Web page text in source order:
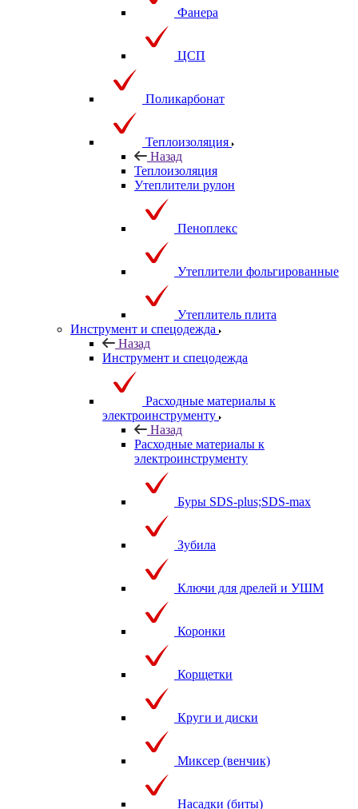
Фанера
ЦСП
Поликарбонат
Теплоизоляция
Назад
Теплоизоляция
Утеплители рулон
Пеноплекс
Утеплители фольгированные
Утеплитель плита
Инструмент и спецодежда
Назад
Инструмент и спецодежда
Расходные материалы к
электроинструменту
Назад
Расходные материалы к
электроинструменту
Буры SDS-plus;SDS-max
Зубила
Ключи для дрелей и УШМ
Коронки
Корщетки
Круги и диски
Миксер (венчик)
Насадки (биты)